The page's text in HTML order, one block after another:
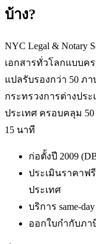
บ้าง?
NYC Legal & Notary
เอกสารทั่วโลกแบบค
แปลรับรองกว่า 50 ภา
กระทรวงการต่างปร
ประเทศ ครอบคลุม
15 นาที
ก่อตั้งปี 2009
ประเมินราคาฟ
ประเทศ
บริการ same-
ออกใบกำกับภา